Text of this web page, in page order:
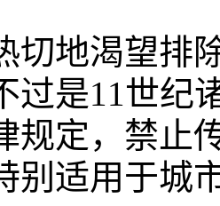
切地渴望排
是11世纪
规定，禁止
别适用于城